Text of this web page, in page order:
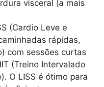
visceral (a mais
(Cardio Leve e
rápidas,
com sessões curtas
(Treino Intervalado
O LISS é ótimo para